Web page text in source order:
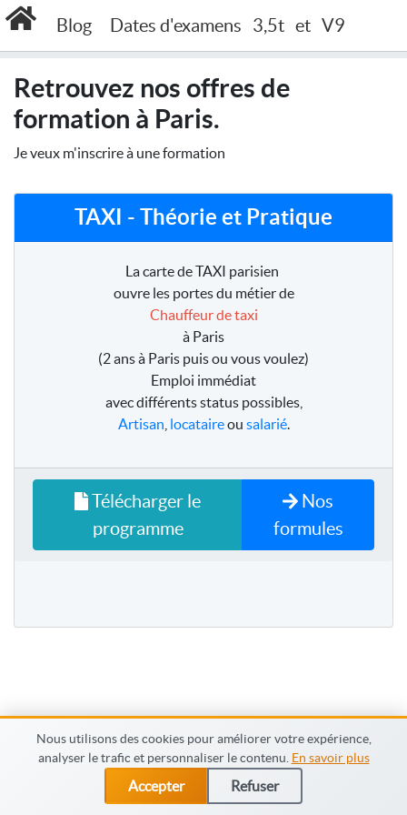
Blog Dates d'examens 3,5t et V9
Nous utilisons des cookies pour améliorer votre expérience,
analyser le trafic et personnaliser le contenu. En savoir plus
Accepter Refuser
Accueil Offres à Paris
Retrouvez nos offres de
formation à Paris.
Je veux m'inscrire à une formation
TAXI - Théorie et Pratique
La carte de TAXI parisien
ouvre les portes du métier de
Chauffeur de taxi
à Paris
(2 ans à Paris puis ou vous voulez)
Emploi immédiat
avec différents status possibles,
Artisan locataireou salarié.
Télécharger le
programme
Nos
formules
© Capadistance.fr 2026